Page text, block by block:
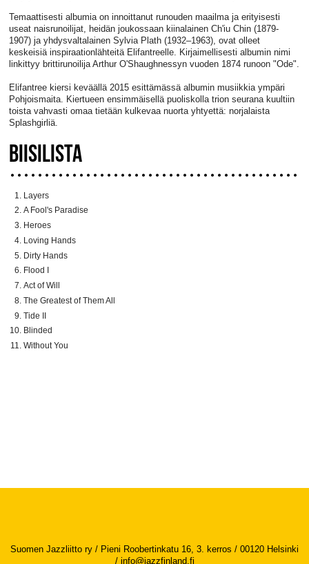
Temaattisesti albumia on innoittanut runouden maailma ja erityisesti
useat naisrunoilijat, heidän joukossaan kiinalainen Ch'iu Chin (1879-
1907) ja yhdysvaltalainen Sylvia Plath (1932–1963), ovat olleet
keskeisiä inspiraationlähteitä Elifantreelle. Kirjaimellisesti albumin nimi
linkittyy brittirunoilija Arthur O'Shaughnessyn vuoden 1874 runoon "Ode".
Elifantree kiersi keväällä 2015 esittämässä albumin musiikkia ympäri
Pohjoismaita. Kiertueen ensimmäisellä puoliskolla trion seurana kuultiin
toista vahvasti omaa tietään kulkevaa nuorta yhtyettä: norjalaista
Splashgirliä.
BIISILISTA
Layers
A Fool's Paradise
Heroes
Loving Hands
Dirty Hands
Flood I
Act of Will
The Greatest of Them All
Tide II
Blinded
Without You
Suomen Jazzliitto ry / Pieni Roobertinkatu 16, 3. kerros / 00120 Helsinki
/ info@jazzfinland.fi